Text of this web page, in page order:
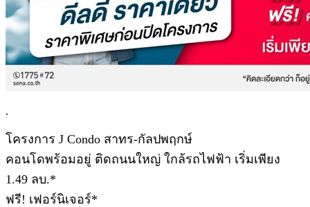
.
โครงการ J Condo สาทร-กัลปพฤกษ์
คอนโดพร้อมอยู่ ติดถนนใหญ่ ใกล้รถไฟฟ้า เริ่มเพียง
1.49 ลบ.*
ฟรี! เฟอร์นิเจอร์*